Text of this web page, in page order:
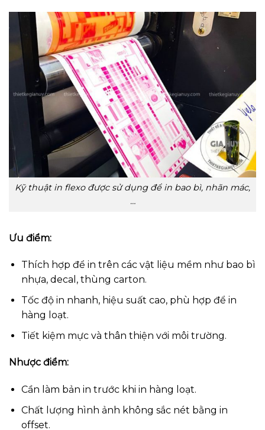
Kỹ thuật in flexo được sử dụng để in bao bì, nhãn mác,
…
Ưu điểm:
Thích hợp để in trên các vật liệu mềm như bao bì
nhựa, decal, thùng carton.
Tốc độ in nhanh, hiệu suất cao, phù hợp để in
hàng loạt.
Tiết kiệm mực và thân thiện với môi trường.
Nhược điểm:
Cần làm bản in trước khi in hàng loạt.
Chất lượng hình ảnh không sắc nét bằng in
offset.